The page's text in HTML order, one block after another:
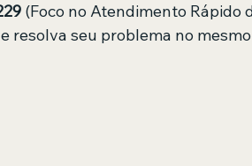
(Foco no Atendimento Rápido
resolva seu problema no